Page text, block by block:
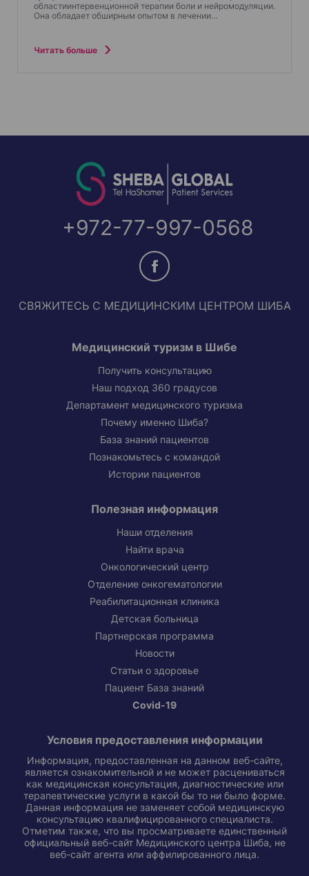
областиинтервенционной терапии боли и нейромодуляции.
Она обладает обширным опытом в лечении…
Читать больше
+972-77-997-0568
СВЯЖИТЕСЬ С МЕДИЦИНСКИМ ЦЕНТРОМ ШИБА
Медицинский туризм в Шибе
Получить консультацию
Наш подход 360 градусов
Департамент медицинского туризма
Почему именно Шиба?
База знаний пациентов
Познакомьтесь с командой
Истории пациентов
Полезная информация
Наши отделения
Найти врача
Онкологический центр
Отделение онкогематологии
Реабилитационная клиника
Детская больница
Партнерская программа
Новости
Статьи о здоровье
Пациент База знаний
Covid-19
Условия предоставления информации
Информация, предоставленная на данном веб-сайте,
является ознакомительной и не может расцениваться
как медицинская консультация, диагностические или
терапевтические услуги в какой бы то ни было форме.
Данная информация не заменяет собой медицинскую
консультацию квалифицированного специалиста.
Отметим также, что вы просматриваете единственный
официальный веб-сайт Медицинского центра Шиба, не
веб-сайт агента или аффилированного лица.